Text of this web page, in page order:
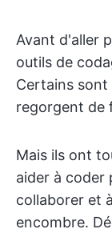
Avant d'aller
outils de
Certains sont
regorgent de
Mais ils ont
aider à coder
collaborer et
encombre.